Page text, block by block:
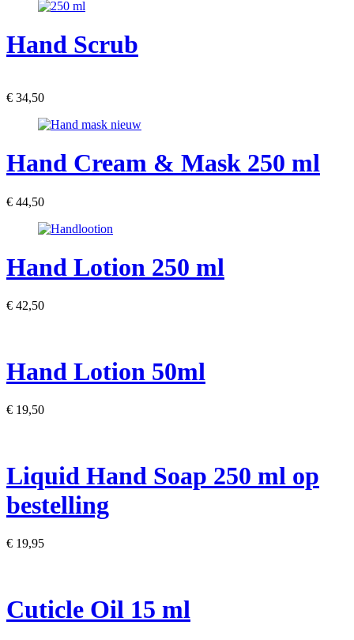
Hand Scrub
€ 34,50
Hand Cream & Mask 250 ml
€ 44,50
Hand Lotion 250 ml
€ 42,50
Hand Lotion 50ml
€ 19,50
Liquid Hand Soap 250 ml op
bestelling
€ 19,95
Cuticle Oil 15 ml